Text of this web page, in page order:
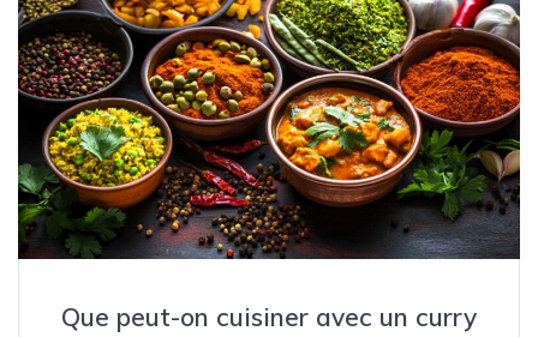
Que peut-on cuisiner avec un curry